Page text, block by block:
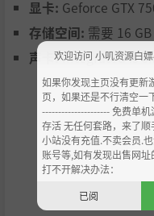
随着大赛的进行，谣言
无人驾驶的比赛车辆。
线赛事，在动画和文字
展开决战，挫败邪恶科
显卡: Geforce GTX
存储空间: 需要 16
声卡:Integrated is
欢迎访问 小叽资源白
如果你发现主页没有更新
页，如果还是不行清空一
--------------------- 免费单
存活 无任何套路，来了
小站没有充值.不卖会员.
账号等,如有发现出售网
打不开解决办法：
已阅